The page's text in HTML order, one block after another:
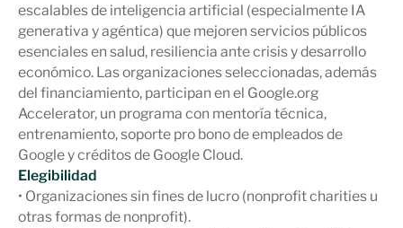
escalables de inteligencia artificial (especialmente IA
generativa y agéntica) que mejoren servicios públicos
esenciales en salud, resiliencia ante crisis y desarrollo
económico. Las organizaciones seleccionadas, además
del financiamiento, participan en el Google.org
Accelerator, un programa con mentoría técnica,
entrenamiento, soporte pro bono de empleados de
Google y créditos de Google Cloud.
Elegibilidad
• Organizaciones sin fines de lucro (nonprofit charities u
otras formas de nonprofit).